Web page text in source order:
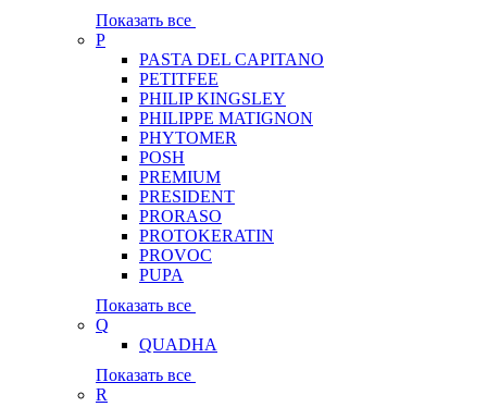
Показать все
P
PASTA DEL CAPITANO
PETITFEE
PHILIP KINGSLEY
PHILIPPE MATIGNON
PHYTOMER
POSH
PREMIUM
PRESIDENT
PRORASO
PROTOKERATIN
PROVOC
PUPA
Показать все
Q
QUADHA
Показать все
R